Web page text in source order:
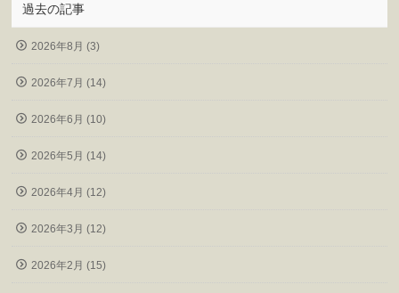
過去の記事
2026年8月 (3)
2026年7月 (14)
2026年6月 (10)
2026年5月 (14)
2026年4月 (12)
2026年3月 (12)
2026年2月 (15)